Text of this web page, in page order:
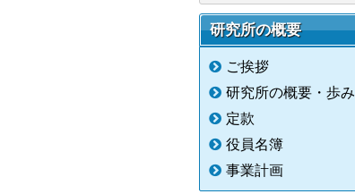
研究所の概要
ご挨拶
研究所の概要・歩み
定款
役員名簿
事業計画